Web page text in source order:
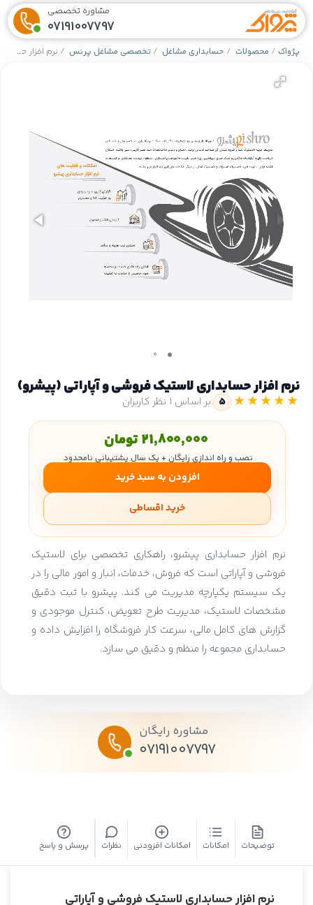
مشاوره تخصصی
07191007797
پژواک محصولات حسابداری مشاغل تخصصی مشاغل پرنس نرم افزار حسابداری لاستیک فروشی و آپاراتی (پیشرو)
نرم افزار حسابداری لاستیک فروشی و آپاراتی (پیشرو)
★★★★★
5 بر اساس 1 نظر کاربران
نصب و راه اندازی رایگان + یک سال پشتیبانی نامحدود
افزودن به سبد خرید
خرید اقساطی
نرم افزار حسابداری پیشرو، راهکاری تخصصی برای لاستیک
فروشی و آپاراتی است که فروش، خدمات، انبار و امور مالی را در
یک سیستم یکپارچه مدیریت می کند. پیشرو با ثبت دقیق
مشخصات لاستیک، مدیریت طرح تعویض، کنترل موجودی و
گزارش های کامل مالی، سرعت کار فروشگاه را افزایش داده و
حسابداری مجموعه را منظم و دقیق می سازد.
مشاوره رایگان
07191007797
توضیحات امکانات امکانات افزودنی نظرات پرسش و پاسخ
نرم افزار حسابداری لاستیک فروشی و آپاراتی